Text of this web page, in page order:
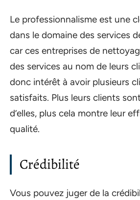
Le professionnalisme est une
dans le domaine des services
car ces entreprises de
des services au nom de leurs
donc intérêt à avoir plusieurs
satisfaits. Plus leurs clients
d’elles, plus cela montre leur
qualité.
Crédibilité
Vous pouvez juger de la